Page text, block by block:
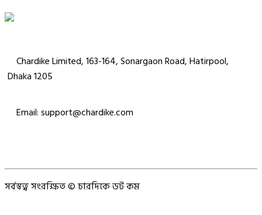
Chardike Limited, 163-164, Sonargaon Road, Hatirpool,
Dhaka 1205
Email: support@chardike.com
সর্বস্বত্ব সংরক্ষিত © চারদিকে ডট কম